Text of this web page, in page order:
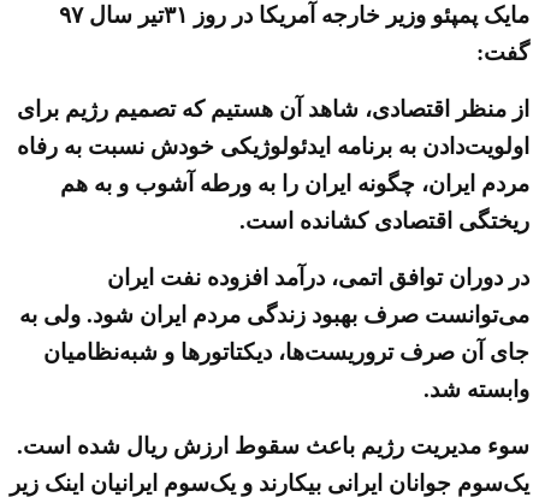
مایک پمپئو وزیر خارجه آمریکا در روز ۳۱تیر سال ۹۷
گفت:
از منظر اقتصادی، شاهد آن هستیم که تصمیم رژیم برای
اولویت‌دادن به برنامه‌ ایدئولوژیکی خودش نسبت به رفاه
مردم ایران، چگونه ایران را به ورطه آشوب و به هم
ریختگی اقتصادی کشانده است.
در دوران توافق اتمی، درآمد افزوده نفت ایران
می‌توانست صرف بهبود زندگی مردم ایران شود. ولی به
جای آن صرف تروریست‌ها، دیکتاتورها و شبه‌نظامیان
وابسته شد.
سوء مدیریت رژیم باعث سقوط ارزش ریال شده است.
یک‌سوم جوانان ایرانی بیکارند و یک‌سوم ایرانیان اینک زیر